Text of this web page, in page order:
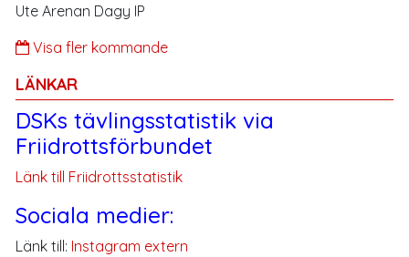
Ute Arenan Dagy IP
Visa fler kommande
LÄNKAR
DSKs tävlingsstatistik via
Friidrottsförbundet
Länk till Friidrottsstatistik
Sociala medier:
Länk till: Instagram extern